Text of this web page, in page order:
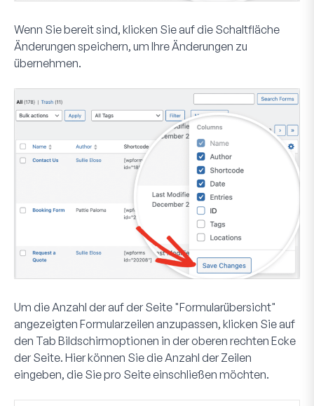
Wenn Sie bereit sind, klicken Sie auf die Schaltfläche
Änderungen speichern, um Ihre Änderungen zu
übernehmen.
Um die Anzahl der auf der Seite "Formularübersicht"
angezeigten Formularzeilen anzupassen, klicken Sie auf
den Tab Bildschirmoptionen in der oberen rechten Ecke
der Seite. Hier können Sie die Anzahl der Zeilen
eingeben, die Sie pro Seite einschließen möchten.